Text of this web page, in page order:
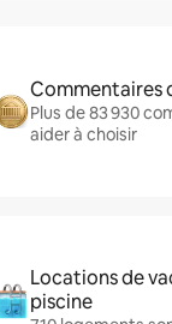
Commentaires
Plus de 83 930
aider à choisir
Locations de
piscine